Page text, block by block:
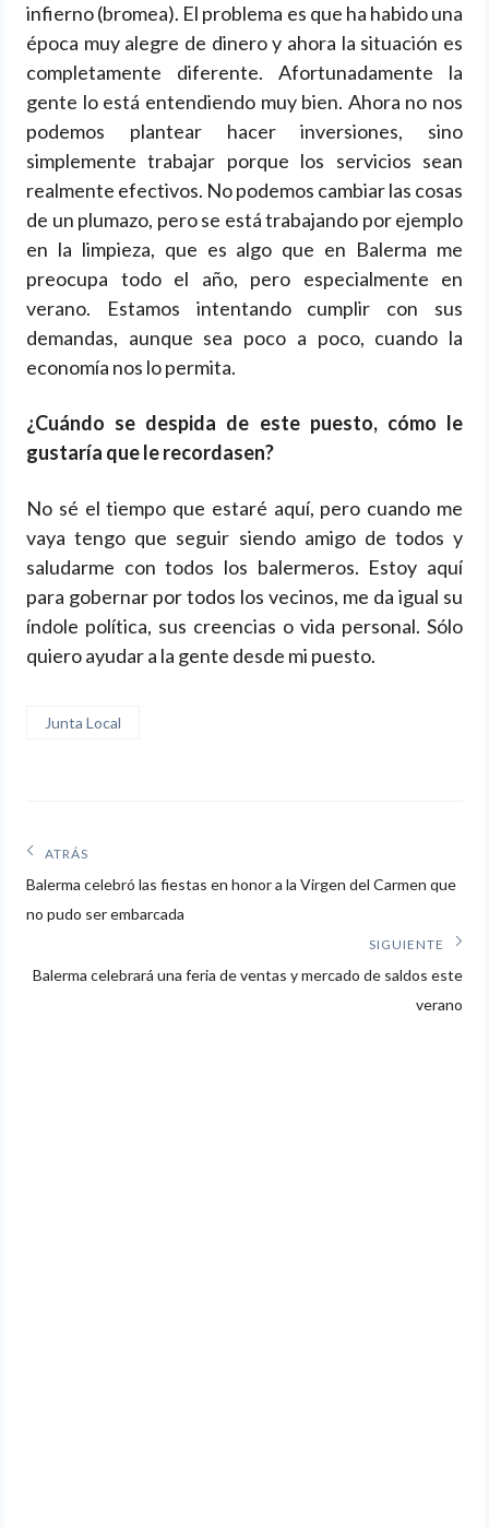
infierno (bromea). El problema es que ha habido una
época muy alegre de dinero y ahora la situación es
completamente diferente. Afortunadamente la
gente lo está entendiendo muy bien. Ahora no nos
podemos plantear hacer inversiones, sino
simplemente trabajar porque los servicios sean
realmente efectivos. No podemos cambiar las cosas
de un plumazo, pero se está trabajando por ejemplo
en la limpieza, que es algo que en Balerma me
preocupa todo el año, pero especialmente en
verano. Estamos intentando cumplir con sus
demandas, aunque sea poco a poco, cuando la
economía nos lo permita.
¿Cuándo se despida de este puesto, cómo le
gustaría que le recordasen?
No sé el tiempo que estaré aquí, pero cuando me
vaya tengo que seguir siendo amigo de todos y
saludarme con todos los balermeros. Estoy aquí
para gobernar por todos los vecinos, me da igual su
índole política, sus creencias o vida personal. Sólo
quiero ayudar a la gente desde mi puesto.
Junta Local
Navegación
de
entradas
ATRÁS
Artículos
anteriores:
Balerma celebró las fiestas en honor a la Virgen del Carmen que
no pudo ser embarcada
SIGUIENTE
Siguiente
Balerma celebrará una feria de ventas y mercado de saldos este
verano